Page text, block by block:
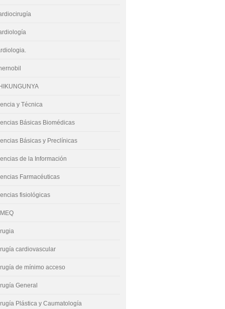
y Técnica
Básicas Biomédicas
Básicas y Preclínicas
de la Información
Farmacéuticas
fisiológicas
cardiovascular
de mínimo acceso
General
Plástica y Caumatología